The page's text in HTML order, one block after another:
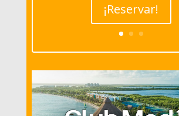
¡Reservar!